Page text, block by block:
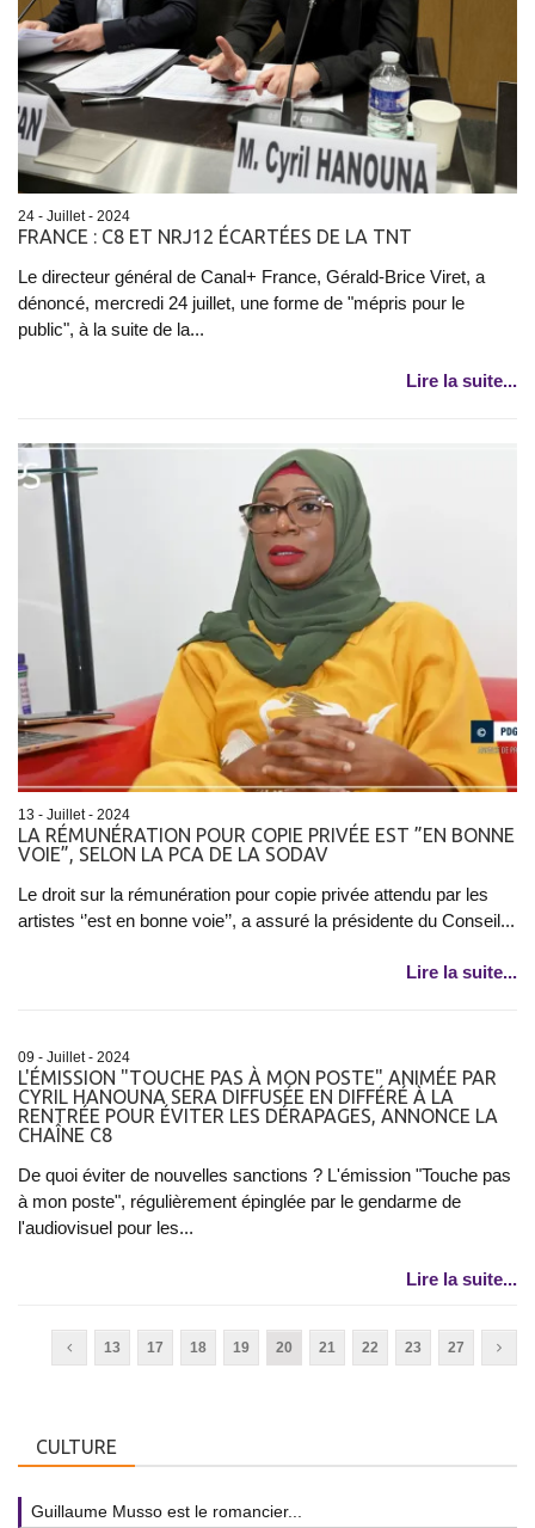
24 - Juillet - 2024
FRANCE : C8 ET NRJ12 ÉCARTÉES DE LA TNT
Le directeur général de Canal+ France, Gérald-Brice Viret, a
dénoncé, mercredi 24 juillet, une forme de "mépris pour le
public", à la suite de la...
Lire la suite...
13 - Juillet - 2024
LA RÉMUNÉRATION POUR COPIE PRIVÉE EST ”EN BONNE
VOIE”, SELON LA PCA DE LA SODAV
Le droit sur la rémunération pour copie privée attendu par les
artistes ‘’est en bonne voie’’, a assuré la présidente du Conseil...
Lire la suite...
09 - Juillet - 2024
L'ÉMISSION "TOUCHE PAS À MON POSTE" ANIMÉE PAR
CYRIL HANOUNA SERA DIFFUSÉE EN DIFFÉRÉ À LA
RENTRÉE POUR ÉVITER LES DÉRAPAGES, ANNONCE LA
CHAÎNE C8
De quoi éviter de nouvelles sanctions ? L'émission "Touche pas
à mon poste", régulièrement épinglée par le gendarme de
l'audiovisuel pour les...
Lire la suite...
13 17 18 19 20 21 22 23 27
CULTURE
Guillaume Musso est le romancier...